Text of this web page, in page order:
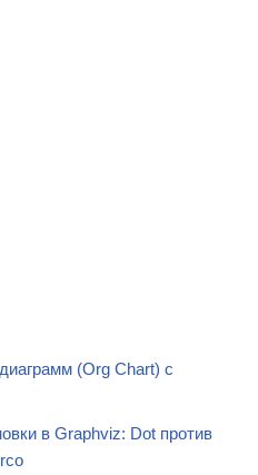
(Org Chart) с
в Graphviz: Dot против